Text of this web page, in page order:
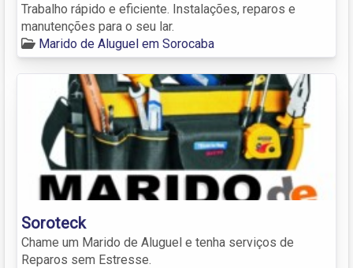
Trabalho rápido e eficiente. Instalações, reparos e
manutenções para o seu lar.
Marido de Aluguel em Sorocaba
Soroteck
Chame um Marido de Aluguel e tenha serviços de
Reparos sem Estresse.